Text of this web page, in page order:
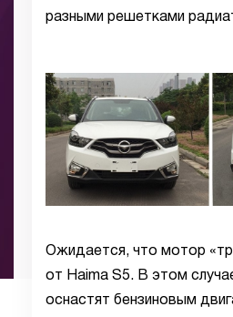
разными решетками
Ожидается, что мотор
от Haima S5. В этом
оснастят бензиновым